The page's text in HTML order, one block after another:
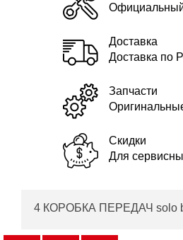
Доставка
Доставка по
Запчасти
Скидки
Для